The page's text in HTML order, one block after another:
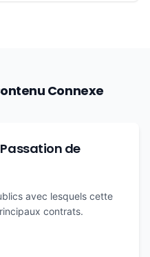
Connexe
de
avec lesquels cette
contrats.